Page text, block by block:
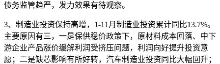
债务监管趋严，发力效果有待观察。
3、制造业投资保持高增，1-11月制造业投资累计同比13.7%。
主要原因有三，一是保供稳价政策下，原材料成本回落、中下
游企业产品涨价缓解利润受挤压问题，利润向好提升投资意
愿；二是缺芯影响有所好转，汽车制造业投资同比大幅回升；